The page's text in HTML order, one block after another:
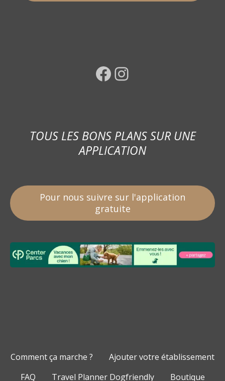
Facebook Instagram
TOUS LES BONS PLANS SUR UNE
APPLICATION
Pour nous suivre sur l'application
gratuite
Comment ça marche ?
Ajouter votre établissement
FAQ
Travel Planner Dogfriendly Boutique